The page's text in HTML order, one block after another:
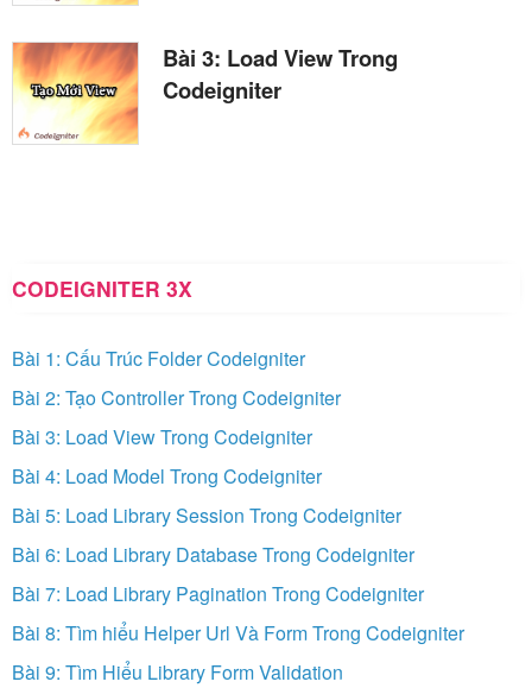
Bài 3: Load View Trong
Codeigniter
CODEIGNITER 3X
Bài 1: Cấu Trúc Folder Codeigniter
Bài 2: Tạo Controller Trong Codeigniter
Bài 3: Load View Trong Codeigniter
Bài 4: Load Model Trong Codeigniter
Bài 5: Load Library Session Trong Codeigniter
Bài 6: Load Library Database Trong Codeigniter
Bài 7: Load Library Pagination Trong Codeigniter
Bài 8: Tìm hiểu Helper Url Và Form Trong Codeigniter
Bài 9: Tìm Hiểu Library Form Validation